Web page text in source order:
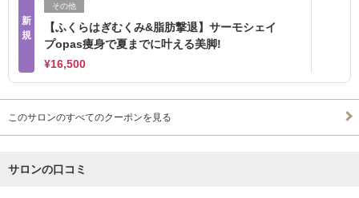
新
規
その他
【ふくらはぎむくみ&脂肪撃退】サーモシェイ
プopas痩身で夏までに叶える美脚!
¥16,500
このサロンのすべてのクーポンを見る
サロンの口コミ